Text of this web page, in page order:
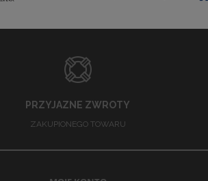
PRZYJAZNE ZWROTY
ZAKUPIONEGO TOWARU